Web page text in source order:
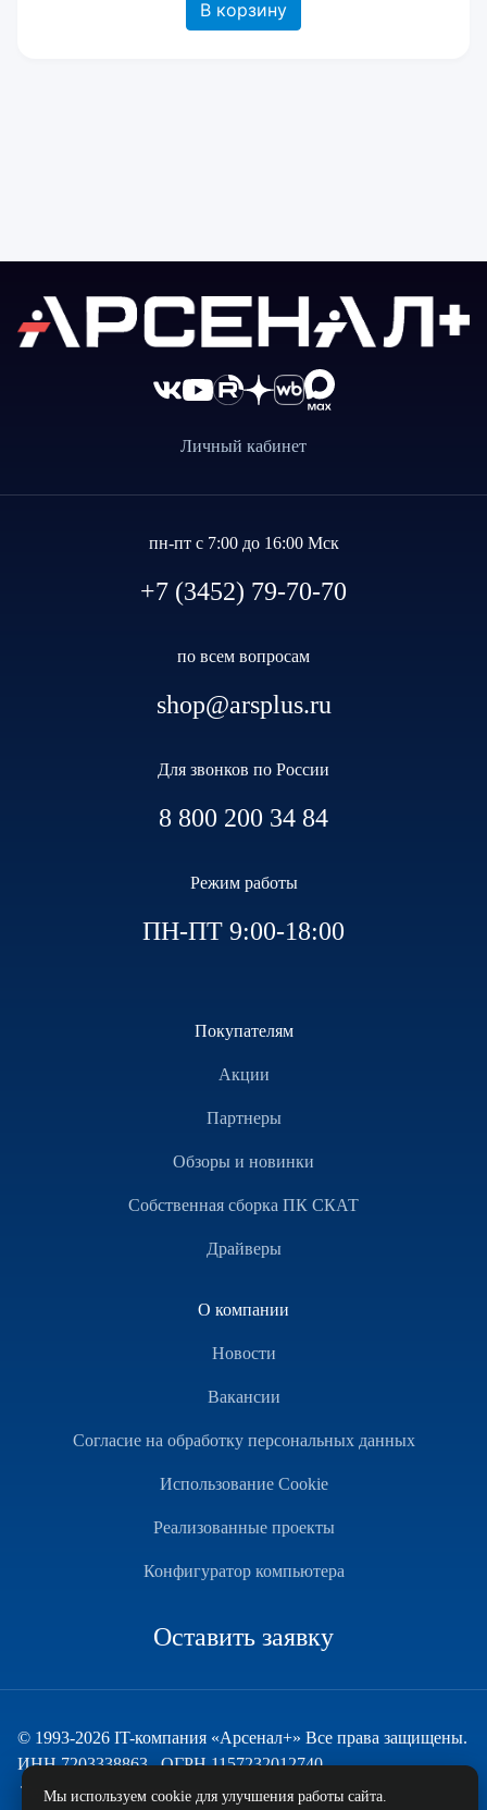
В корзину
Личный кабинет
пн-пт с 7:00 до 16:00 Мск
+7 (3452) 79-70-70
по всем вопросам
shop@arsplus.ru
Для звонков по России
8 800 200 34 84
Режим работы
ПН-ПТ 9:00-18:00
Покупателям
Акции
Партнеры
Обзоры и новинки
Собственная сборка ПК СКАТ
Драйверы
О компании
Новости
Вакансии
Согласие на обработку персональных данных
Использование Cookie
Реализованные проекты
Конфигуратор компьютера
Оставить заявку
© 1993-2026 IT-компания «Арсенал+» Все права защищены.
ИНН 7203338863 , ОГРН 1157232012740
Техническая поддержка
Мы используем cookie для улучшения работы сайта.